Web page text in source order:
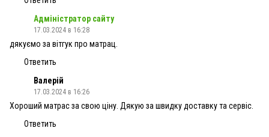
Адміністратор сайту
17.03.2024 в 16:28
дякуємо за вітгук про матрац.
Ответить
Валерій
17.03.2024 в 16:26
Хороший матрас за свою ціну. Дякую за швидку доставку та сервіс.
Ответить